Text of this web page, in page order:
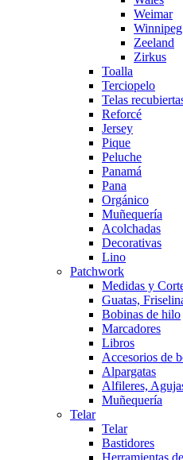
Weimar
Winnipeg
Zeeland
Zirkus
Toalla
Terciopelo
Telas
Reforcé
Jersey
Pique
Peluche
Panamá
Pana
Orgánico
Muñequería
Acolchadas
Decorativas
Lino
Patchwork
Medidas y
Guatas,
Bobinas de hilo
Marcadores
Libros
Accesorios de
Alpargatas
Alfileres,
Muñequería
Telar
Telar
Bastidores
Herramientas